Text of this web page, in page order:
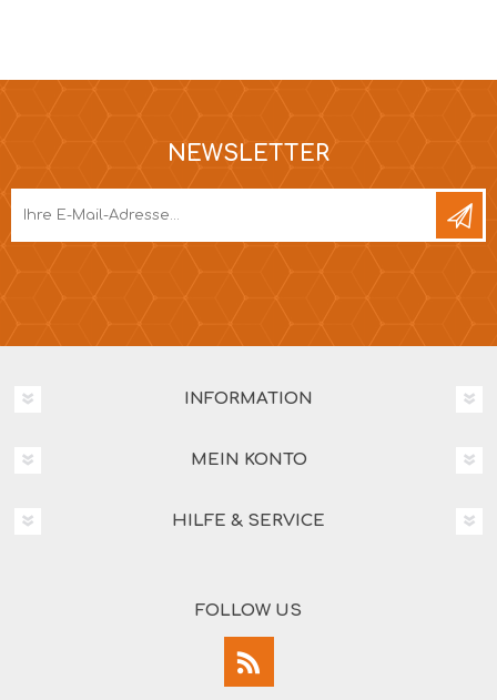
NEWSLETTER
INFORMATION
MEIN KONTO
HILFE & SERVICE
FOLLOW US